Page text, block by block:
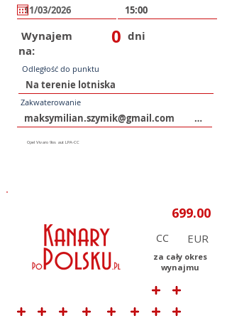
Wynajem
na:
0 dni
Odległość do punktu
Zakwaterowanie
CC
za cały okres
wynajmu